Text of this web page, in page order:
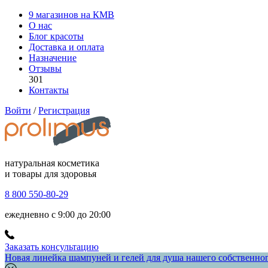
9 магазинов на КМВ
О нас
Блог красоты
Доставка и оплата
Назначение
Отзывы
301
Контакты
Войти / Регистрация
натуральная косметика
и товары для здоровья
8 800 550-80-29
ежедневно с 9:00 до 20:00
Заказать консультацию
Новая линейка шампуней и гелей для душа нашего